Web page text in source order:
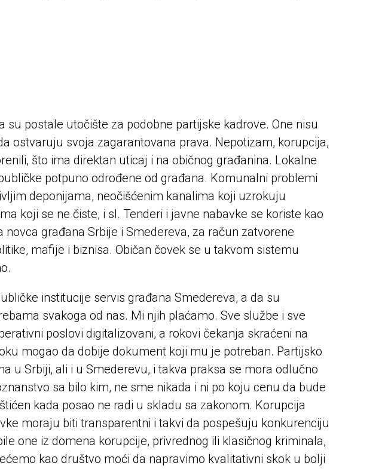
su postale utočište za podobne partijske kadrove. One nisu
ostvaruju svoja zagarantovana prava. Nepotizam, korupcija,
što ima direktan uticaj i na običnog građanina. Lokalne
potpuno odrođene od građana. Komunalni problemi
deponijama, neočišćenim kanalima koji uzrokuju
koji se ne čiste, i sl. Tenderi i javne nabavke se koriste kao
građana Srbije i Smedereva, za račun zatvorene
mafije i biznisa. Običan čovek se u takvom sistemu
institucije servis građana Smedereva, a da su
svakoga od nas. Mi njih plaćamo. Sve službe i sve
poslovi digitalizovani, a rokovi čekanja skraćeni na
mogao da dobije dokument koji mu je potreban. Partijsko
u Srbiji, ali i u Smederevu, i takva praksa se mora odlučno
sa bilo kim, ne sme nikada i ni po koju cenu da bude
kada posao ne radi u skladu sa zakonom. Korupcija
moraju biti transparentni i takvi da pospešuju konkurenciju
one iz domena korupcije, privrednog ili klasičnog kriminala,
kao društvo moći da napravimo kvalitativni skok u bolji